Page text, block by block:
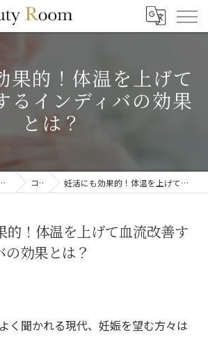
果的！体温を上げて
るインディバの効果
とは？
aLeum Beauty Room コラム 妊活にも効果的！体温を上げて血流改善するインディバの効果とは？
的！体温を上げて血流改善す
の効果とは？
く聞かれる現代、妊娠を望む方々は